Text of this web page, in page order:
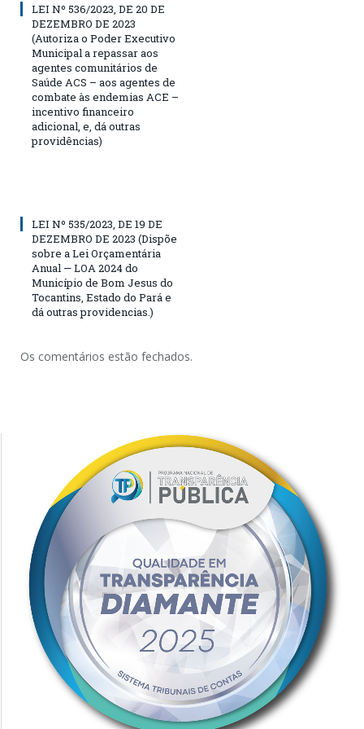
LEI Nº 536/2023, DE 20 DE
DEZEMBRO DE 2023
(Autoriza o Poder Executivo
Municipal a repassar aos
agentes comunitários de
Saúde ACS – aos agentes de
combate às endemias ACE –
incentivo financeiro
adicional, e, dá outras
providências)
LEI Nº 535/2023, DE 19 DE
DEZEMBRO DE 2023 (Dispõe
sobre a Lei Orçamentária
Anual — LOA 2024 do
Município de Bom Jesus do
Tocantins, Estado do Pará e
dá outras providencias.)
Os comentários estão fechados.